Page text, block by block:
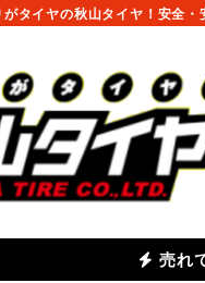
タイヤの秋山タイヤ！安全
売れ